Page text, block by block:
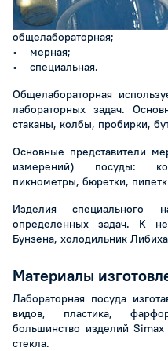
общелабораторная;
• мерная;
• специальная.
Общелабораторная
лабораторных задач.
стаканы, колбы, пробирки,
Основные представители
измерений) посуды:
пикнометры, бюретки,
Изделия специального
определенных задач. К
Бунзена, холодильник
Материалы
Лабораторная посуда
видов, пластика,
большинство изделий Simax
стекла.